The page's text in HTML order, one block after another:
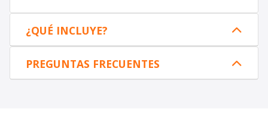
¿QUÉ INCLUYE?
PREGUNTAS FRECUENTES